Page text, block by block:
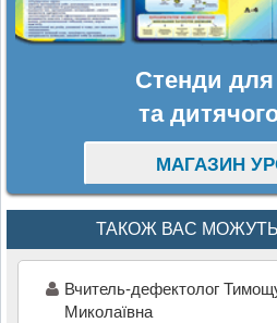
Стенди
та
МАГАЗИН
ТАКОЖ ВАС МОЖУТЬ
Вчитель-дефектолог
Миколаївна